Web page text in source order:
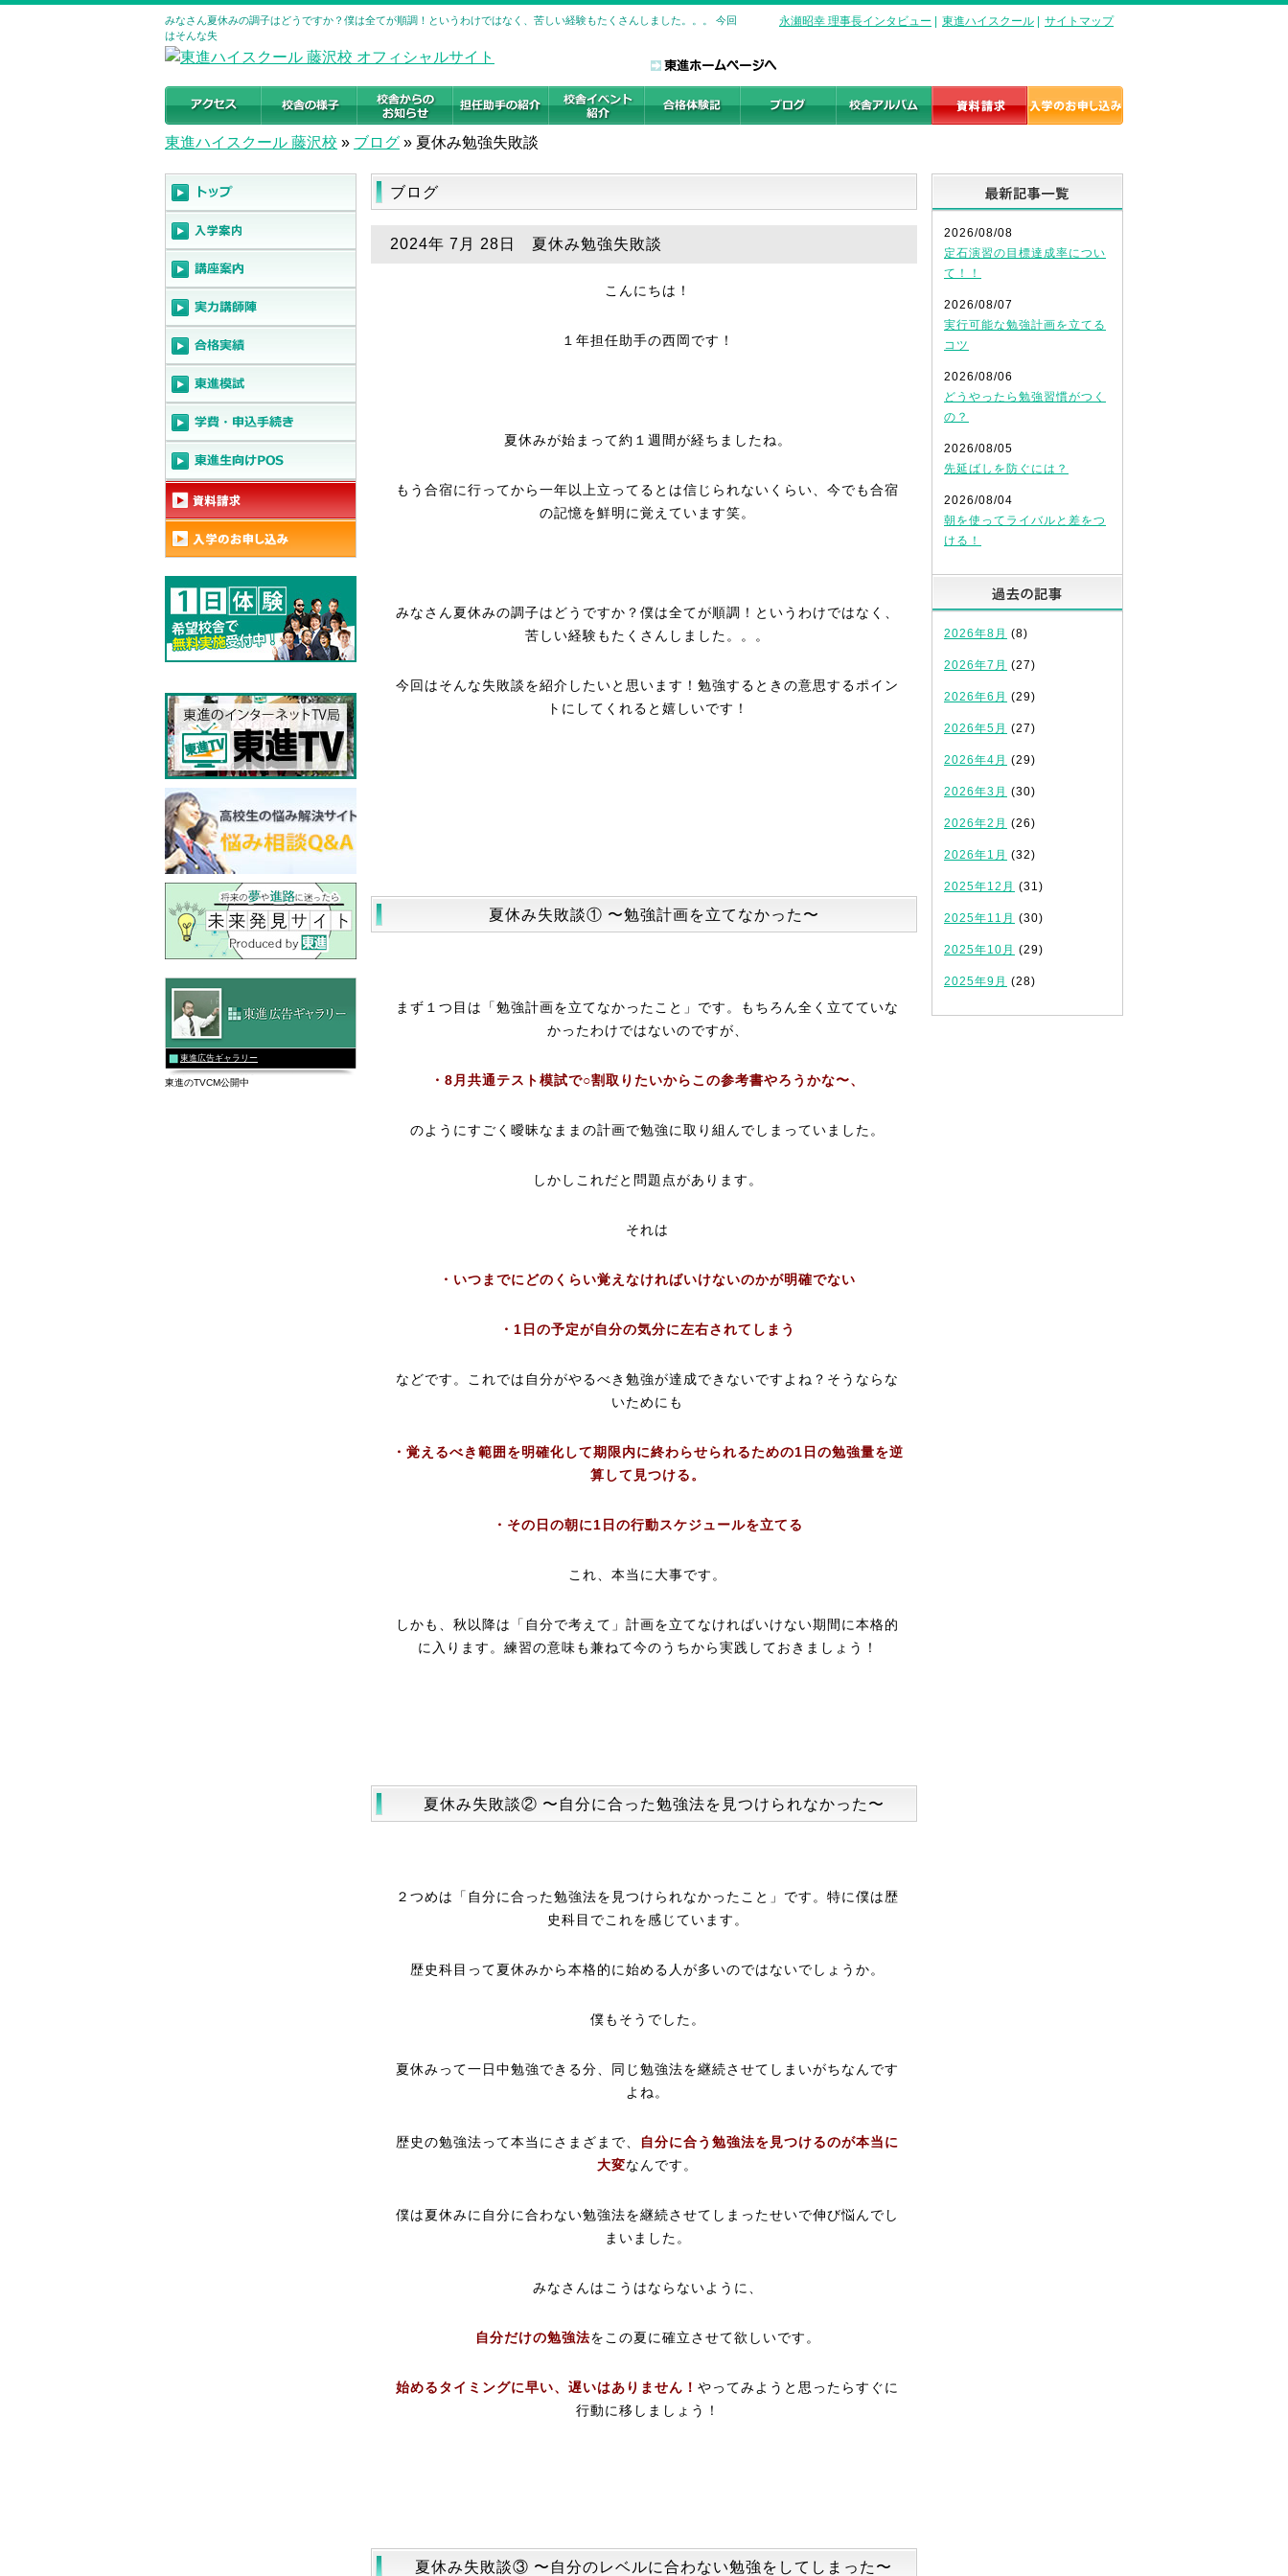
みなさん夏休みの調子はどうですか？僕は全てが順調！というわけではなく、苦しい経験もたくさんしました。。。 今回
はそんな失
永瀬昭幸 理事長インタビュー 東進ハイスクール サイトマップ
東進ハイスクール 藤沢校 » ブログ » 夏休み勉強失敗談
ブログ
2024年 7月 28日 夏休み勉強失敗談
こんにちは！
１年担任助手の西岡です！
夏休みが始まって約１週間が経ちましたね。
もう合宿に行ってから一年以上立ってるとは信じられないくらい、今でも合宿
の記憶を鮮明に覚えています笑。
みなさん夏休みの調子はどうですか？僕は全てが順調！というわけではなく、
苦しい経験もたくさんしました。。。
今回はそんな失敗談を紹介したいと思います！勉強するときの意思するポイン
トにしてくれると嬉しいです！
夏休み失敗談① 〜勉強計画を立てなかった〜
まず１つ目は「勉強計画を立てなかったこと」です。もちろん全く立てていな
かったわけではないのですが、
・8月共通テスト模試で○割取りたいからこの参考書やろうかな〜、
のようにすごく曖昧なままの計画で勉強に取り組んでしまっていました。
しかしこれだと問題点があります。
それは
・いつまでにどのくらい覚えなければいけないのかが明確でない
・1日の予定が自分の気分に左右されてしまう
などです。これでは自分がやるべき勉強が達成できないですよね？そうならな
いためにも
・覚えるべき範囲を明確化して期限内に終わらせられるための1日の勉強量を逆
算して見つける。
・その日の朝に1日の行動スケジュールを立てる
これ、本当に大事です。
しかも、秋以降は「自分で考えて」計画を立てなければいけない期間に本格的
に入ります。練習の意味も兼ねて今のうちから実践しておきましょう！
夏休み失敗談② 〜自分に合った勉強法を見つけられなかった〜
２つめは「自分に合った勉強法を見つけられなかったこと」です。特に僕は歴
史科目でこれを感じています。
歴史科目って夏休みから本格的に始める人が多いのではないでしょうか。
僕もそうでした。
夏休みって一日中勉強できる分、同じ勉強法を継続させてしまいがちなんです
よね。
歴史の勉強法って本当にさまざまで、
自分に合う勉強法を見つけるのが本当に
大変なんです。
僕は夏休みに自分に合わない勉強法を継続させてしまったせいで伸び悩んでし
まいました。
みなさんはこうはならないように、
自分だけの勉強法をこの夏に確立させて欲しいです。
始めるタイミングに早い、遅いはありません！ やってみようと思ったらすぐに
行動に移しましょう！
夏休み失敗談③ 〜自分のレベルに合わない勉強をしてしまった〜
2026/08/08
定石演習の目標達成率につい
て！！
2026/08/07
実行可能な勉強計画を立てる
コツ
2026/08/06
どうやったら勉強習慣がつく
の？
2026/08/05
先延ばしを防ぐには？
2026/08/04
朝を使ってライバルと差をつ
ける！
2026年8月 (8)
2026年7月 (27)
2026年6月 (29)
2026年5月 (27)
2026年4月 (29)
2026年3月 (30)
2026年2月 (26)
2026年1月 (32)
2025年12月 (31)
2025年11月 (30)
2025年10月 (29)
2025年9月 (28)
東進広告ギャラリー
東進のTVCM公開中